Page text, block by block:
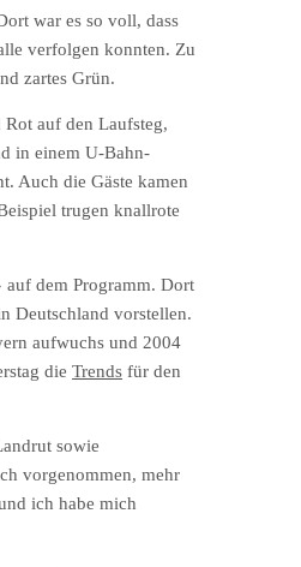
war es so voll, dass
verfolgen konnten. Zu
zartes Grün.
auf den Laufsteg,
in einem U-Bahn-
Auch die Gäste kamen
trugen knallrote
dem Programm. Dort
Deutschland vorstellen.
aufwuchs und 2004
die Trends für den
sowie
vorgenommen, mehr
ich habe mich